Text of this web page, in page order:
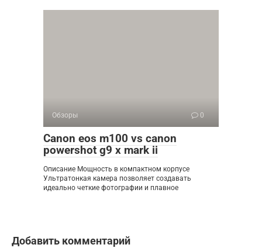
Обзоры 0
Canon eos m100 vs canon
powershot g9 x mark ii
Описание Мощность в компактном корпусе
Ультратонкая камера позволяет создавать
идеально четкие фотографии и плавное
Добавить комментарий